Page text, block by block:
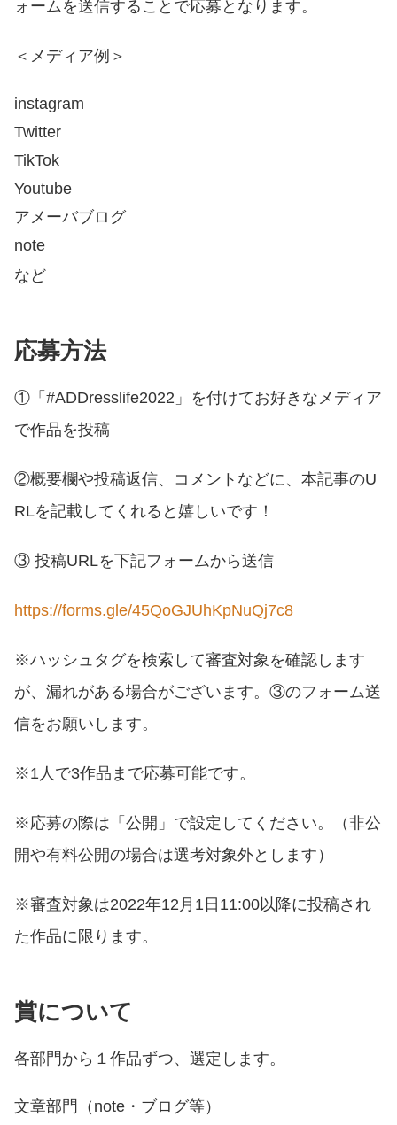
ォームを送信することで応募となります。
＜メディア例＞
instagram
Twitter
TikTok
Youtube
アメーバブログ
note
など
応募方法
①「#ADDresslife2022」を付けてお好きなメディア
で作品を投稿
②概要欄や投稿返信、コメントなどに、本記事のU
RLを記載してくれると嬉しいです！
③ 投稿URLを下記フォームから送信
https://forms.gle/45QoGJUhKpNuQj7c8
※ハッシュタグを検索して審査対象を確認します
が、漏れがある場合がございます。③のフォーム送
信をお願いします。
※1人で3作品まで応募可能です。
※応募の際は「公開」で設定してください。（非公
開や有料公開の場合は選考対象外とします）
※審査対象は2022年12月1日11:00以降に投稿され
た作品に限ります。
賞について
各部門から１作品ずつ、選定します。
文章部門（note・ブログ等）